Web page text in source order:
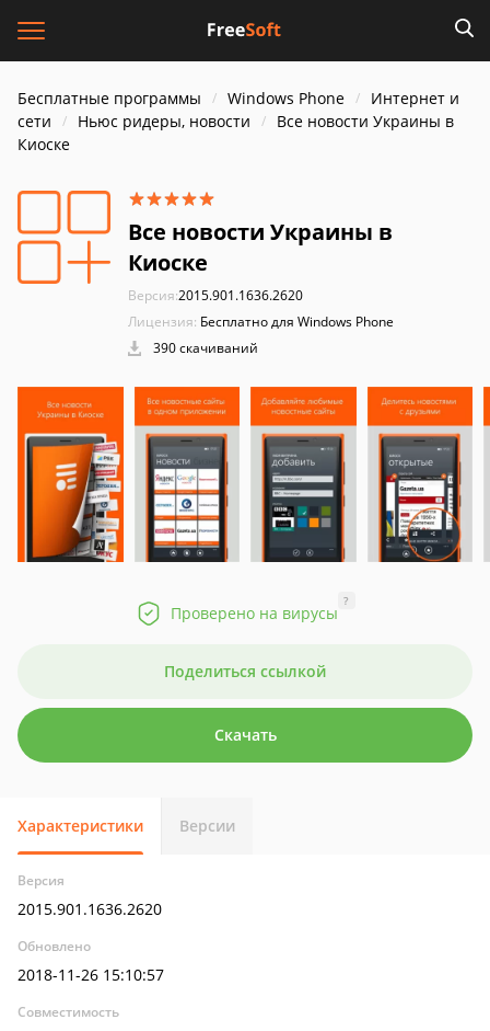
Бесплатные программы Windows Phone
Интернет и
cети
Ньюс ридеры, новости
Все новости Украины в
Киоске
Все новости Украины в
Киоске
Версия:2015.901.1636.2620
Лицензия: Бесплатно для Windows Phone
390 скачиваний
Проверено на вирусы
?
Поделиться ссылкой
Скачать
Характеристики Версии
Версия
2015.901.1636.2620
Обновлено
2018-11-26 15:10:57
Совместимость